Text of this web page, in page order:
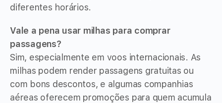
diferentes horários.
Vale a pena usar milhas para comprar
passagens?
Sim, especialmente em voos internacionais. As
milhas podem render passagens gratuitas ou
com bons descontos, e algumas companhias
aéreas oferecem promoções para quem acumula